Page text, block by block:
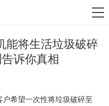
能将生活垃圾破碎
诉你真相
希望一次性将垃圾破碎至